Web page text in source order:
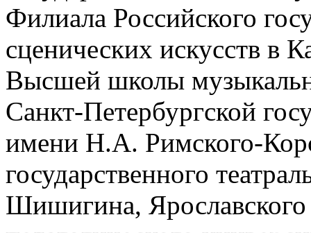
Филиала Российского
сценических искусств в
Высшей школы
Санкт-Петербургской
имени Н.А. Римского-
государственного
Шишигина, Ярославского